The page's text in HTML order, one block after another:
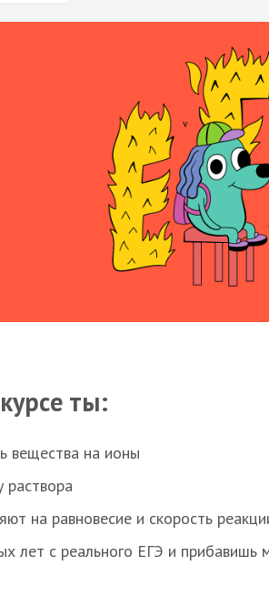
ты:
вещества на ионы
раствора
на равновесие и скорость
лет с реального ЕГЭ и прибавишь